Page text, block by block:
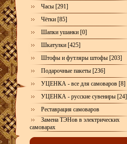
Часы [291]
Чётки [85]
Шапки ушанки [0]
Шкатулки [425]
Штофы и футляры штофы [203]
Подарочные пакеты [236]
УЦЕНКА - все для самоваров [8]
УЦЕНКА - русские сувениры [24]
Реставрация самоваров
Замена ТЭНов в электрических
самоварах